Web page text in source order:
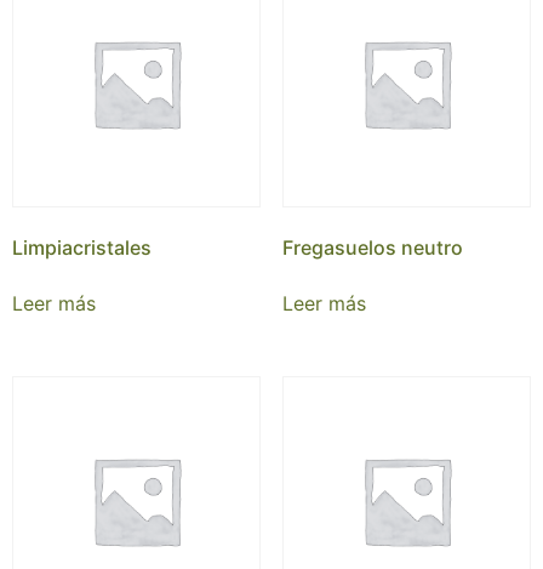
Limpiacristales
Leer más
Fregasuelos neutro
Leer más